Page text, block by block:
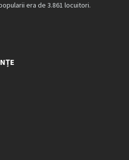
era de 3.861 locuitori.